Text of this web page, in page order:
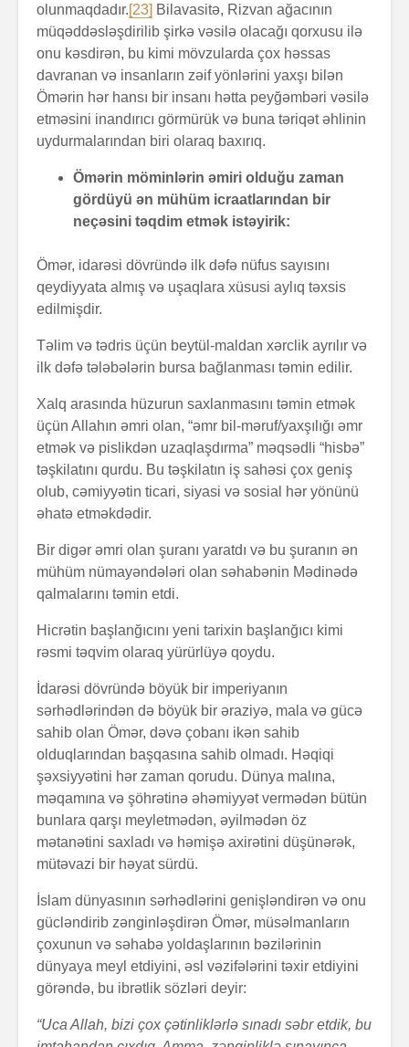
olunmaqdadır.[23] Bilavasitə, Rizvan ağacının
müqəddəsləşdirilib şirkə vəsilə olacağı qorxusu ilə
onu kəsdirən, bu kimi mövzularda çox həssas
davranan və insanların zəif yönlərini yaxşı bilən
Ömərin hər hansı bir insanı hətta peyğəmbəri vəsilə
etməsini inandırıcı görmürük və buna təriqət əhlinin
uydurmalarından biri olaraq baxırıq.
Ömərin möminlərin əmiri olduğu zaman
gördüyü ən mühüm icraatlarından bir
neçəsini təqdim etmək istəyirik:
Ömər, idarəsi dövründə ilk dəfə nüfus sayısını
qeydiyyata almış və uşaqlara xüsusi aylıq təxsis
edilmişdir.
Təlim və tədris üçün beytül-maldan xərclik ayrılır və
ilk dəfə tələbələrin bursa bağlanması təmin edilir.
Xalq arasında hüzurun saxlanmasını təmin etmək
üçün Allahın əmri olan, “əmr bil-məruf/yaxşılığı əmr
etmək və pislikdən uzaqlaşdırma” məqsədli “hisbə”
təşkilatını qurdu. Bu təşkilatın iş sahəsi çox geniş
olub, cəmiyyətin ticari, siyasi və sosial hər yönünü
əhatə etməkdədir.
Bir digər əmri olan şuranı yaratdı və bu şuranın ən
mühüm nümayəndələri olan səhabənin Mədinədə
qalmalarını təmin etdi.
Hicrətin başlanğıcını yeni tarixin başlanğıcı kimi
rəsmi təqvim olaraq yürürlüyə qoydu.
İdarəsi dövründə böyük bir imperiyanın
sərhədlərindən də böyük bir əraziyə, mala və gücə
sahib olan Ömər, dəvə çobanı ikən sahib
olduqlarından başqasına sahib olmadı. Həqiqi
şəxsiyyətini hər zaman qorudu. Dünya malına,
məqamına və şöhrətinə əhəmiyyət vermədən bütün
bunlara qarşı meyletmədən, əyilmədən öz
mətanətini saxladı və həmişə axirətini düşünərək,
mütəvazi bir həyat sürdü.
İslam dünyasının sərhədlərini genişləndirən və onu
gücləndirib zənginləşdirən Ömər, müsəlmanların
çoxunun və səhabə yoldaşlarının bəzilərinin
dünyaya meyl etdiyini, əsl vəzifələrini təxir etdiyini
görəndə, bu ibrətlik sözləri deyir:
“Uca Allah, bizi çox çətinliklərlə sınadı səbr etdik, bu